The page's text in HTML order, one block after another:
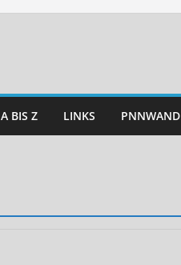
A BIS Z LINKS PNNWAND